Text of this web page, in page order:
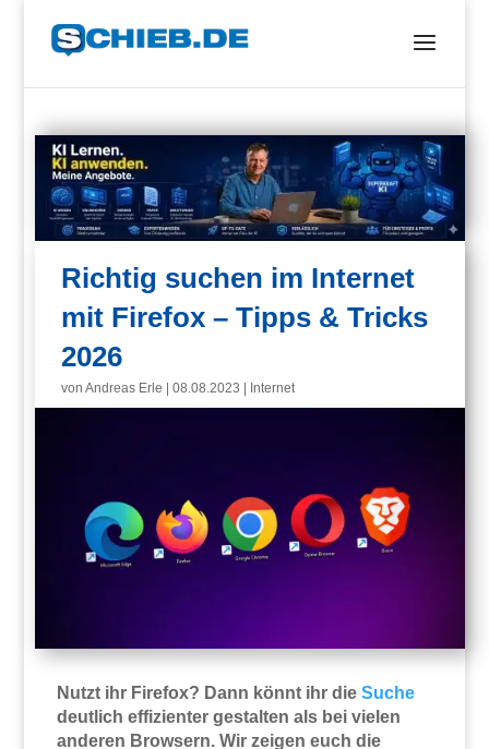
Richtig suchen im Internet
mit Firefox – Tipps & Tricks
2026
vonAndreas Erle |08.08.2023 Internet
Nutzt ihr Firefox? Dann könnt ihr dieSuche
deutlich effizienter gestalten als bei vielen
anderen Browsern. Wir zeigen euch die